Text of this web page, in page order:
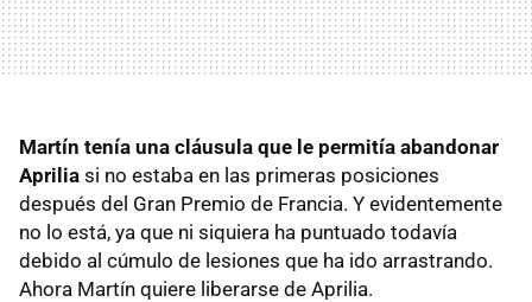
Martín tenía una cláusula que le permitía abandonar
Aprilia si no estaba en las primeras posiciones
después del Gran Premio de Francia. Y evidentemente
no lo está, ya que ni siquiera ha puntuado todavía
debido al cúmulo de lesiones que ha ido arrastrando.
Ahora Martín quiere liberarse de Aprilia.